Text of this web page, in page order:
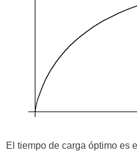
El tiempo de carga óptimo es